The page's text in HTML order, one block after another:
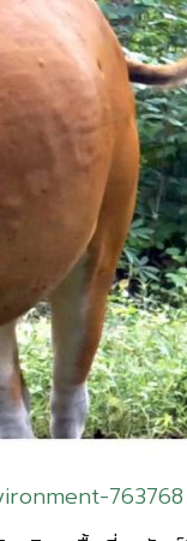
763768